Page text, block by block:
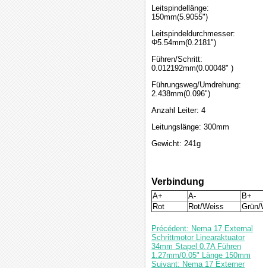
Leitspindellänge:
150mm(5.9055")
Leitspindeldurchmesser:
Φ5.54mm(0.2181")
Führen/Schritt:
0.012192mm(0.00048" )
Führungsweg/Umdrehung:
2.438mm(0.096")
Anzahl Leiter: 4
Leitungslänge: 300mm
Gewicht: 241g
Verbindung
A+ A-
B+
Rot
Rot/Weiss Grün/
Précédent: Nema 17 External
Schrittmotor Linearaktuator
34mm Stapel 0.7A Führen
1.27mm/0.05" Länge 150mm
Suivant: Nema 17 Externer